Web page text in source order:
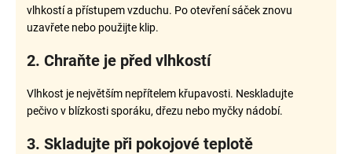
vlhkostí a přístupem vzduchu. Po otevření sáček znovu
uzavřete nebo použijte klip.
2. Chraňte je před vlhkostí
Vlhkost je největším nepřítelem křupavosti. Neskladujte
pečivo v blízkosti sporáku, dřezu nebo myčky nádobí.
3. Skladujte při pokojové teplotě